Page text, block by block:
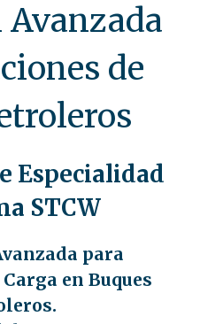
de
Especialidad
STCW
para
en Buques